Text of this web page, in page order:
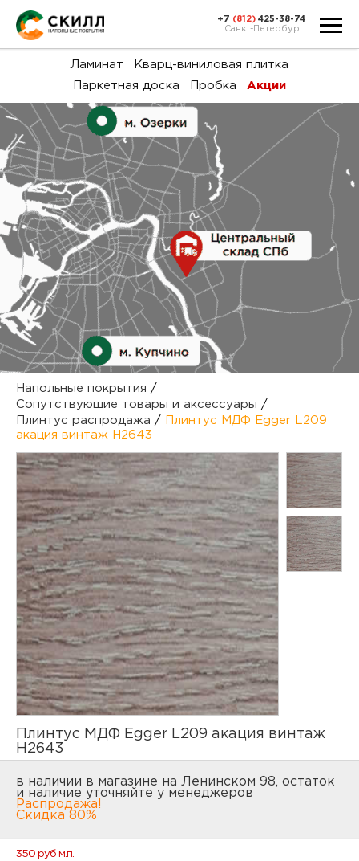
и
+7 (812) 425-38-74
Санкт-Петербург
Ламинат
Кварц-виниловая плитка
Паркетная доска
Пробка Акции
Напольные покрытия /
Сопутствующие товары и аксессуары /
Плинтус распродажа /
Плинтус МДФ Egger L209
акация винтаж H2643
Плинтус МДФ Egger L209 акация винтаж
H2643
в наличии в магазине на Ленинском 98, остаток
и наличие уточняйте у менеджеров
Распродажа!
Скидка 80%
350 рубм.п.